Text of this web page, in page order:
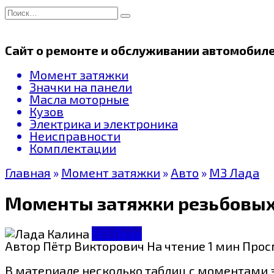
Перейти
к
Search
for:
Сайт о ремонте и обслуживании
Момент затяжки
Значки на панели
Масла моторные
Кузов
Электрика и электроника
Неисправности
Комплектации
Главная » Момент затяжки » Авто » МЗ Лада
Моменты затяжки
МЗ Лада
Автор Пётр Викторович На чтение 1 мин
В материале несколько таблиц с моментами